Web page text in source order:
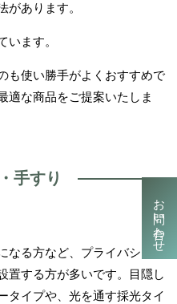
お問い合わせ
があります。
います。
も使い勝手がよくおすすめで
適な商品をご提案いたしま
手すり
なる方など、プライバシーを
置する方が多いです。目隠し
タイプや、光を通す採光タイ